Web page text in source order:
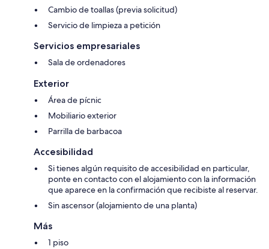
Cambio de toallas (previa solicitud)
Servicio de limpieza a petición
Servicios empresariales
Sala de ordenadores
Exterior
Área de pícnic
Mobiliario exterior
Parrilla de barbacoa
Accesibilidad
Si tienes algún requisito de accesibilidad en particular,
ponte en contacto con el alojamiento con la información
que aparece en la confirmación que recibiste al reservar.
Sin ascensor (alojamiento de una planta)
Más
1 piso